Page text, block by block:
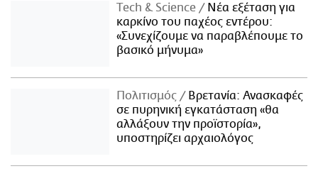
Τech & Science
Νέα εξέταση για
καρκίνο του παχέος εντέρου:
«Συνεχίζουμε να παραβλέπουμε το
βασικό μήνυμα»
Πολιτισμός
Βρετανία: Ανασκαφές
σε πυρηνική εγκατάσταση «θα
αλλάξουν την προϊστορία»,
υποστηρίζει αρχαιολόγος